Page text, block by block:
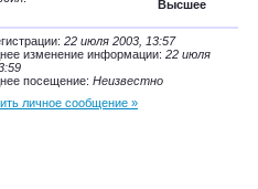
Высшее
22 июля 2003, 13:57
изменение информации: 22 июля
посещение: Неизвестно
личное сообщение »